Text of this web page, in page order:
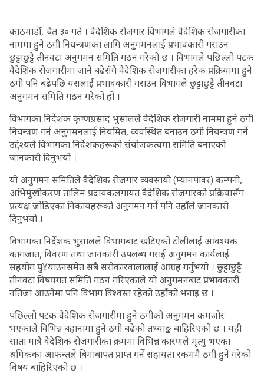
काठमाडौँ, चैत ३० गते । वैदेशिक रोजगार विभागले वैदेशिक रोजगारीका
नाममा हुने ठगी नियन्त्रणका लागि अनुुगमनलाई प्रभावकारी गराउन
छुट्टाछुट्टै तीनवटा अनुगमन समिति गठन गरेको छ । विभागले पछिल्लो पटक
वैदेशिक रोजगारीमा जाने बढेसँगै वैदेशिक रोजगारीका हरेक प्रक्रियामा हुने
ठगी पनि बढेपछि यसलाई प्रभावकारी गराउन विभागले छुट्टाछुट्टै तीनवटा
अनुगमन समिति गठन गरेको हो ।
विभागका निर्देशक कृष्णप्रसाद भुसालले वैदेशिक रोजगारी नाममा हुने ठगी
नियन्त्रण गर्न अनुगमनलाई नियमित, व्यवस्थित बनाउन ठगी नियन्त्रण गर्ने
उद्देश्यले विभागका निर्देशकहरूको संयोजकत्वमा समिति बनाएको
जानकारी दिनुभयो ।
यो अनुगमन समितिले वैदेशिक रोजगार व्यवसायी (म्यानपावर) कम्पनी,
अभिमुखीकरण तालिम प्रदायकलगायत वैदेशिक रोजगारको प्रक्रियासँग
प्रत्यक्ष जोडिएका निकायहरूको अनुगमन गर्ने पनि उहाँले जानकारी
दिनुभयो ।
विभागका निर्देशक भुसालले विभागबाट खटिएको टोलीलाई आवश्यक
कागजात, विवरण तथा जानकारी उपलब्ध गराई अनुगमन कार्यलाई
सहयोग पु¥याउनसमेत सबै सरोकारवालालाई आग्रह गर्नुभयो । छुट्टाछुट्टै
तीनवटा विषयगत समिति गठन गरिएकाले यो अनुगमनबाट प्रभावकारी
नतिजा आउनेमा पनि विभाग विश्वस्त रहेको उहाँको भनाइ छ ।
पछिल्लो पटक वैदेशिक रोजगारीमा हुने ठगीको अनुगमन कमजोर
भएकाले विभिन्न बहानामा हुने ठगी बढेको तथ्याङ्क बाहिरिएको छ । यही
साता मात्रै वैदेशिक रोजगारीका क्रममा विभिन्न कारणले मृत्यु भएका
श्रमिकका आफन्तले बिमाबापत प्राप्त गर्ने सहायता रकममै ठगी हुने गरेको
विषय बाहिरिएको छ ।